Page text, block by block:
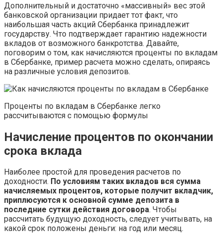
Дополнительный и достаточно «массивный» вес этой
банковской организации придает тот факт, что
наибольшая часть акций Сбербанка принадлежит
государству. Что подтверждает гарантию надежности
вкладов от возможного банкротства. Давайте,
поговорим о том, как начисляются проценты по вкладам
в Сбербанке, пример расчета можно сделать, опираясь
на различные условия депозитов.
Проценты по вкладам в Сбербанке легко
рассчитываются с помощью формулы
Начисление процентов по окончании
срока вклада
Наиболее простой для проведения расчетов по
доходности. По условиям таких вкладов вся сумма
начисляемых процентов, которые получит вкладчик,
приплюсуются к основной сумме депозита в
последние сутки действия договора. Чтобы
рассчитать будущую доходность, следует учитывать, на
какой срок положены деньги: на год или месяц.